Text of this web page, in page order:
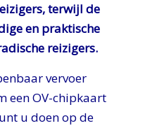
terwijl de
en praktische
reizigers.
vervoer
een OV-chipkaart
u doen op de